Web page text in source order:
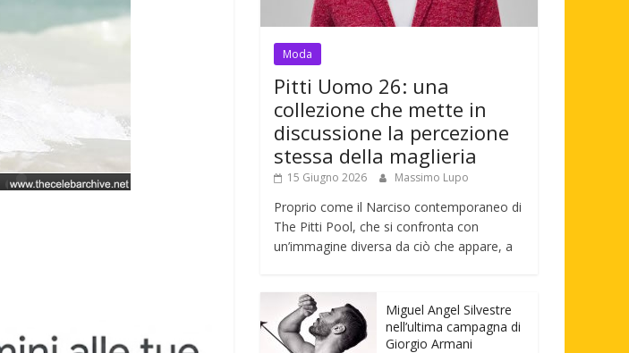
Moda
Pitti Uomo 26: una
collezione che mette in
discussione la percezione
stessa della maglieria
15 Giugno 2026 Massimo Lupo
Proprio come il Narciso contemporaneo di
The Pitti Pool, che si confronta con
un’immagine diversa da ciò che appare, a
Miguel Angel Silvestre
nell’ultima campagna di
Giorgio Armani